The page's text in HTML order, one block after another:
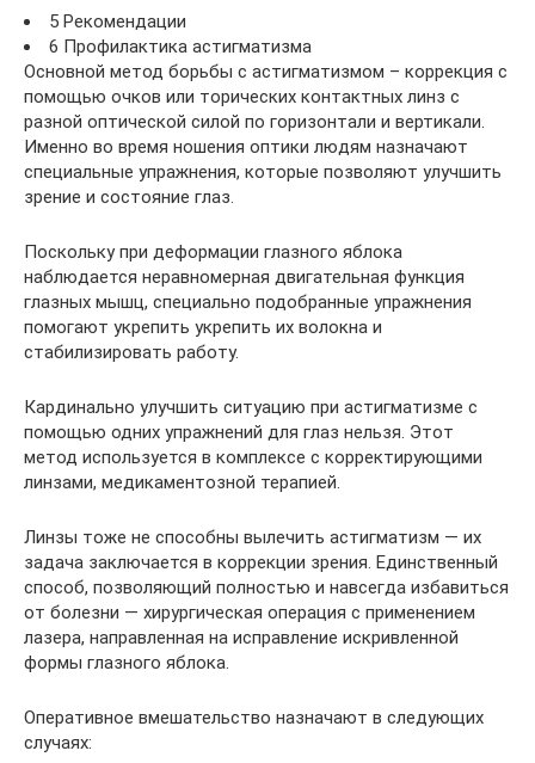
5 Рекомендации
6 Профилактика астигматизма
Основной метод борьбы с астигматизмом – коррекция с
помощью очков или торических контактных линз с
разной оптической силой по горизонтали и вертикали.
Именно во время ношения оптики людям назначают
специальные упражнения, которые позволяют улучшить
зрение и состояние глаз.
Поскольку при деформации глазного яблока
наблюдается неравномерная двигательная функция
глазных мышц, специально подобранные упражнения
помогают укрепить укрепить их волокна и
стабилизировать работу.
Кардинально улучшить ситуацию при астигматизме с
помощью одних упражнений для глаз нельзя. Этот
метод используется в комплексе с корректирующими
линзами, медикаментозной терапией.
Линзы тоже не способны вылечить астигматизм ― их
задача заключается в коррекции зрения. Единственный
способ, позволяющий полностью и навсегда избавиться
от болезни ― хирургическая операция с применением
лазера, направленная на исправление искривленной
формы глазного яблока.
Оперативное вмешательство назначают в следующих
случаях: